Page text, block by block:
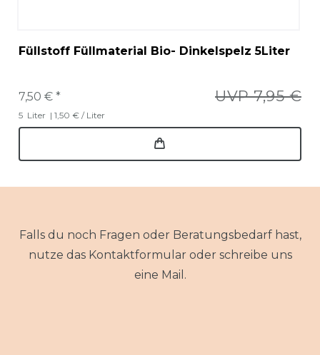
Füllstoff Füllmaterial Bio- Dinkelspelz 5Liter
UVP 7,95 €
7,50 € *
5 Liter | 1,50 € / Liter
Falls du noch Fragen oder Beratungsbedarf hast,
nutze das Kontaktformular oder schreibe uns
eine Mail.